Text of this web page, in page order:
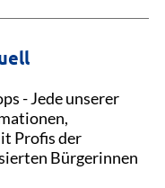
- Jede unserer
Profis der
Bürgerinnen